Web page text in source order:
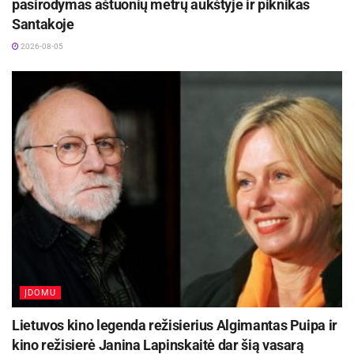
pasirodymas aštuonių metrų aukštyje ir piknikas
Santakoje
2026-08-05
ĮDOMU
Lietuvos kino legenda režisierius Algimantas Puipa ir
kino režisierė Janina Lapinskaitė dar šią vasarą